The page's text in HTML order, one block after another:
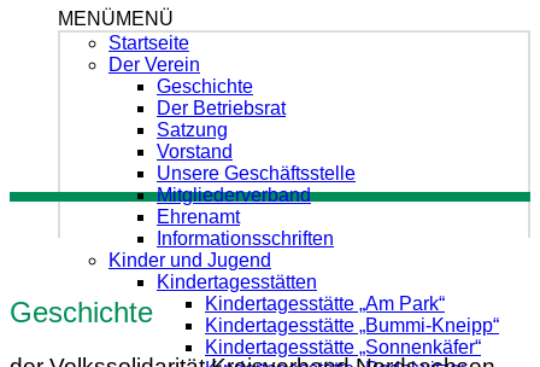
MENÜMENÜ
Startseite
Der Verein
Geschichte
Der Betriebsrat
Satzung
Vorstand
Unsere Geschäftsstelle
Mitgliederverband
Ehrenamt
Informationsschriften
Kinder und Jugend
Kindertagesstätten
Kindertagesstätte „Am Park“
Kindertagesstätte „Bummi-Kneipp“
Kindertagesstätte „Sonnenkäfer“
Geschichte